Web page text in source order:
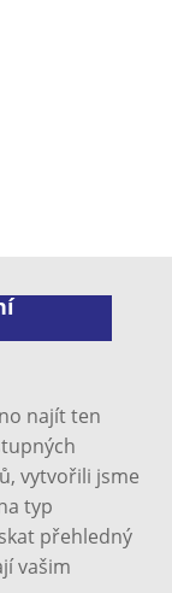
najít ten
vytvořili jsme
typ
přehledný
vašim